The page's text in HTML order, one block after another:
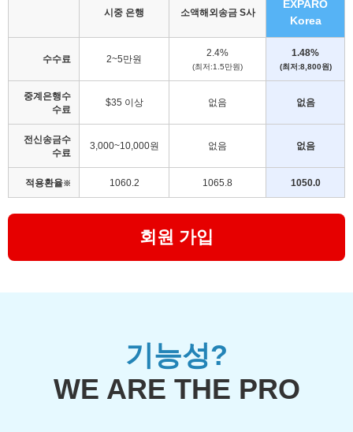
시중 은행 소액해외송금 S사
EXPARO
Korea
수수료 2~5만원
2.4%
(최저:1.5만원)
1.48%
(최저:8,800원)
중계은행수
수료
$35 이상 없음 없음
전신송금수
수료
3,000~10,000원 없음 없음
적용환율※ 1060.2 1065.8 1050.0
회원 가입
기능성?
WE ARE THE PRO